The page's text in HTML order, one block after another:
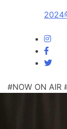
2024
#NOW ON AIR